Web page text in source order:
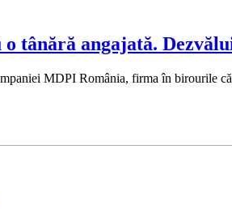
tânără angajată.
MDPI România, firma în birourile